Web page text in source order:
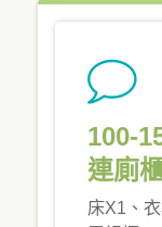
100-
連廁
床X1、